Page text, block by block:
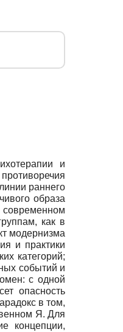
и
раннего
образа
современном
как в
модернизма
и практики
категорий;
событий и
с одной
опасность
в том,
Я. Для
концепции,